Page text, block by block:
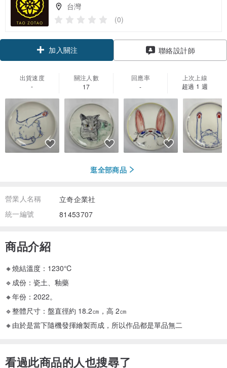
台灣
(0)
加入關注 聯絡設計師
出貨速度
-
關注人數
17
回應率
-
上次上線
超過 1 週
逛全部商品
營業人名稱
立奇企業社
統一編號
81453707
商品介紹
🔸燒結溫度：1230℃
🔹成份：瓷土、釉藥
🔸年份：2022。
🔹整體尺寸：盤直徑約 18.2㎝，高 2㎝
🔸由於是當下隨機發揮繪製而成，所以作品都是單品無二
看過此商品的人也搜尋了